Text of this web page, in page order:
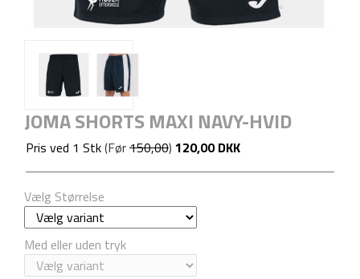
JOMA SHORTS MAXI NAVY-HVID
Pris ved 1 Stk(Før150,00) 120,00 DKK
Vælg Størrelse
Med eller uden tryk